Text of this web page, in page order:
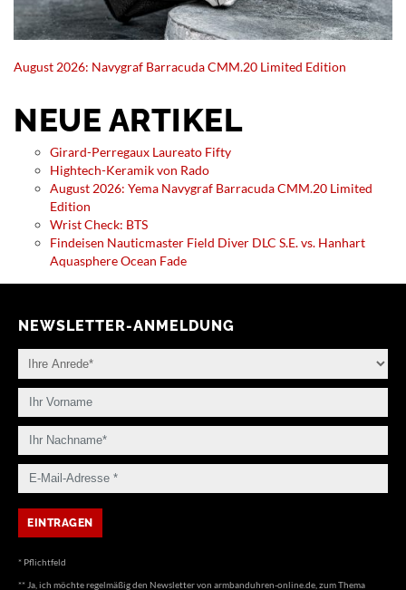
August 2026: Navygraf Barracuda CMM.20 Limited Edition
NEUE ARTIKEL
Girard-Perregaux Laureato Fifty
Hightech-Keramik von Rado
August 2026: Yema Navygraf Barracuda CMM.20 Limited
Edition
Wrist Check: BTS
Findeisen Nauticmaster Field Diver DLC S.E. vs. Hanhart
Aquasphere Ocean Fade
NEWSLETTER-ANMELDUNG
* Pflichtfeld
** Ja, ich möchte regelmäßig den Newsletter von armbanduhren-online.de, zum Thema